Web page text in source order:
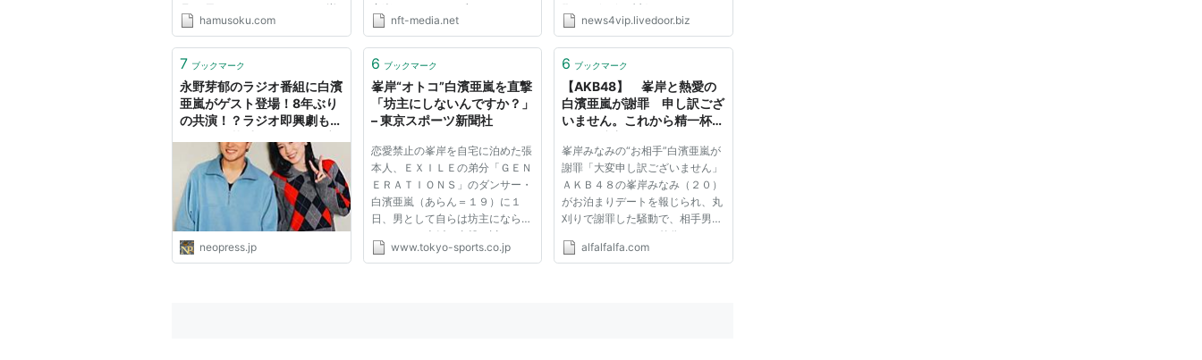
月30日 18:00 ID：hamusoku 峯
岸「恋愛禁止で男性とかかわる機
んですよ」 ↓ 詳細は明日発売の
GENERATIONSのダ...
hamusoku.com
音楽クリエイティブユニット
PKCZ®でDJ/トラックメイカーと
(EXILE/GENERATIONS from
ストとしては初めて世界最...
nft-media.net
[] 2013/01/30(水) 10:52:08.17
ID:8AG4go1D0 明日発売の週刊
られたよ 相手は白濱亜嵐 まあ午
ブルキャット(愛...
news4vip.livedoor.biz
7 ブックマーク
永野芽郁のラジオ番組に白濱
亜嵐がゲスト登場！8年ぶり
の共演！？ラジオ即興劇も披
野芽郁 明日はどこ行こ?』 |
Neopress
neopress.jp
6 ブックマーク
峯岸“オトコ”白濱亜嵐を直撃
「坊主にしないんですか？」
– 東京スポーツ新聞社
恋愛禁止の峯岸を自宅に泊めた張
本人、ＥＸＩＬＥの弟分「ＧＥＮ
ＥＲＡＴＩＯＮＳ」のダンサー・
白濱亜嵐（あらん＝１９）に１
日、男として自らは坊主にならな
いのか？と本紙は直撃を試みた。
白濱はこの日、大阪でシングル第
www.tokyo-sports.co.jp
6 ブックマーク
【AKB48】 峯岸と熱愛の
白濱亜嵐が謝罪 申し訳ござ
いません。これから精一杯頑
峯岸みなみの“お相手”白濱亜嵐が
謝罪「大変申し訳ございません」
ＡＫＢ４８の峯岸みなみ（２０）
がお泊まりデートを報じられ、丸
刈りで謝罪した騒動で、相手男性
であるＥＸＩＬＥの弟分ユニット
「ＧＥＮＥＲＡＴＩＯＮＳ」の白
alfalfalfa.com